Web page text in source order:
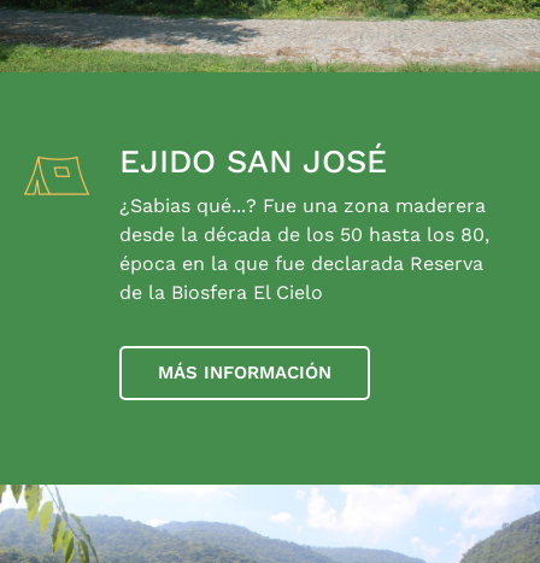
EJIDO SAN JOSÉ
¿Sabias qué...? Fue una zona maderera
desde la década de los 50 hasta los 80,
época en la que fue declarada Reserva
de la Biosfera El Cielo
MÁS INFORMACIÓN